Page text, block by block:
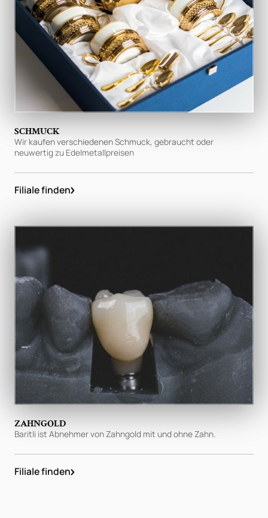
SCHMUCK
Wir kaufen verschiedenen Schmuck, gebraucht oder
neuwertig zu Edelmetallpreisen
Filiale finden
ZAHNGOLD
Baritli ist Abnehmer von Zahngold mit und ohne Zahn.
Filiale finden